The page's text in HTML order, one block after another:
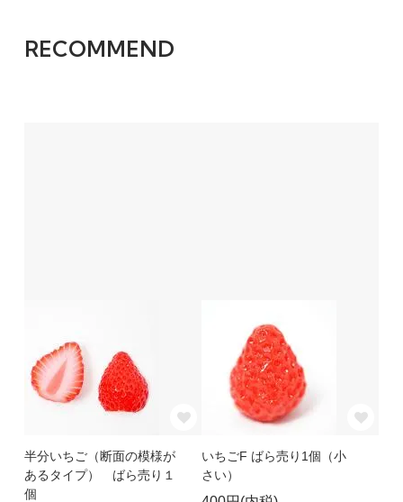
RECOMMEND
半分いちご（断面の模様が
あるタイプ） ばら売り１
個
いちごF ばら売り1個（小
さい）